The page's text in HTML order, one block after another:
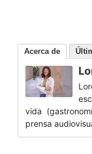
Acerca de
vida
prensa